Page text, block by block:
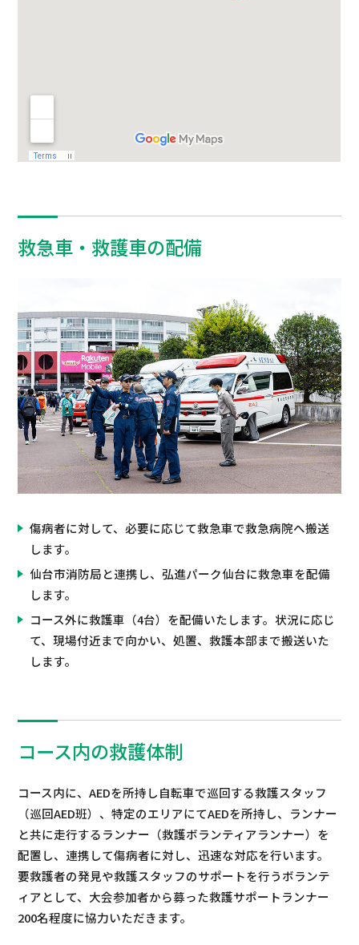
救急車・救護車の配備
傷病者に対して、必要に応じて救急車で救急病院へ搬送
します。
仙台市消防局と連携し、弘進パーク仙台に救急車を配備
します。
コース外に救護車（4台）を配備いたします。状況に応じ
て、現場付近まで向かい、処置、救護本部まで搬送いた
します。
コース内の救護体制
コース内に、AEDを所持し自転車で巡回する救護スタッフ
（巡回AED班）、特定のエリアにてAEDを所持し、ランナー
と共に走行するランナー（救護ボランティアランナー）を
配置し、連携して傷病者に対し、迅速な対応を行います。
要救護者の発見や救護スタッフのサポートを行うボランテ
ィアとして、大会参加者から募った救護サポートランナー
200名程度に協力いただきます。